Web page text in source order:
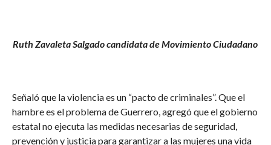
Ruth Zavaleta Salgado candidata de Movimiento Ciudadano
Señaló que la violencia es un “pacto de criminales”. Que el
hambre es el problema de Guerrero, agregó que el gobierno
estatal no ejecuta las medidas necesarias de seguridad,
prevención y justicia para garantizar a las mujeres una vida